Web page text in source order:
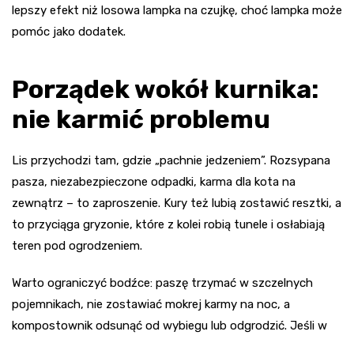
lepszy efekt niż losowa lampka na czujkę, choć lampka może
pomóc jako dodatek.
Porządek wokół kurnika:
nie karmić problemu
Lis przychodzi tam, gdzie „pachnie jedzeniem”. Rozsypana
pasza, niezabezpieczone odpadki, karma dla kota na
zewnątrz – to zaproszenie. Kury też lubią zostawić resztki, a
to przyciąga gryzonie, które z kolei robią tunele i osłabiają
teren pod ogrodzeniem.
Warto ograniczyć bodźce: paszę trzymać w szczelnych
pojemnikach, nie zostawiać mokrej karmy na noc, a
kompostownik odsunąć od wybiegu lub odgrodzić. Jeśli w